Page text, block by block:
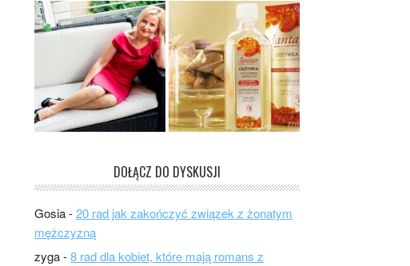
DOŁĄCZ DO DYSKUSJI
Gosia-20 rad jak zakończyć związek z żonatym
mężczyzną
zyga-8 rad dla kobiet, które mają romans z